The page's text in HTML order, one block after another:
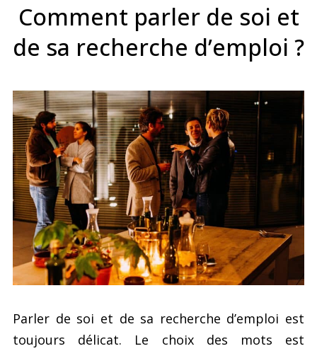
Comment parler de soi et
de sa recherche d’emploi ?
Parler de soi et de sa recherche d’emploi est
toujours délicat. Le choix des mots est